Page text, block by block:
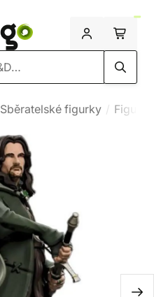
Sběratelské figurky